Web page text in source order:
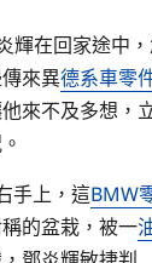
輝在回家途中
來異德系車零
來不及多想，
手上，這BMW
的盆栽，被一